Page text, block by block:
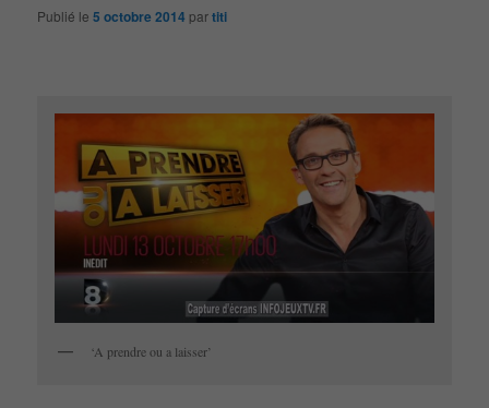
Publié le5 octobre 2014 partiti
‘A prendre ou a laisser’